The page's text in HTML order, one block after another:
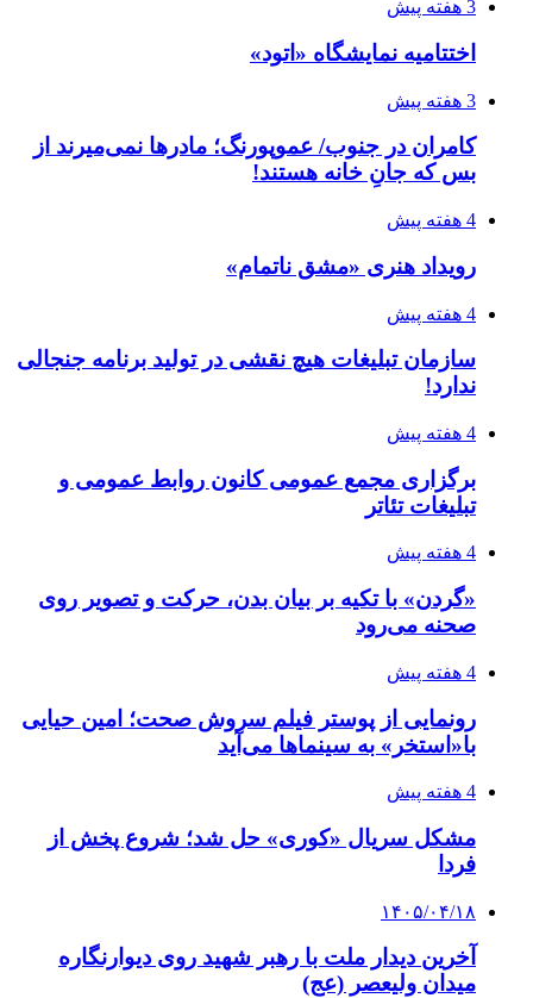
3 هفته پیش
اختتامیه نمایشگاه «اتود»
3 هفته پیش
کامران در جنوب/ عموپورنگ؛ مادرها نمی‌میرند از
بس که جانِ خانه هستند!
4 هفته پیش
رویداد هنری «مشق ناتمام»
4 هفته پیش
سازمان تبلیغات هیچ نقشی در تولید برنامه جنجالی
ندارد!
4 هفته پیش
برگزاری مجمع عمومی کانون روابط عمومی و
تبلیغات تئاتر
4 هفته پیش
«گردن» با تکیه بر بیان بدن، حرکت و تصویر روی
صحنه می‌رود
4 هفته پیش
رونمایی از پوستر فیلم سروش صحت؛ امین حیایی
با«استخر» به سینماها می‌آید
4 هفته پیش
مشکل سریال «کوری» حل شد؛ شروع پخش از
فردا
۱۴۰۵/۰۴/۱۸
آخرین دیدار ملت با رهبر شهید روی دیوارنگاره
میدان ولیعصر (عج)